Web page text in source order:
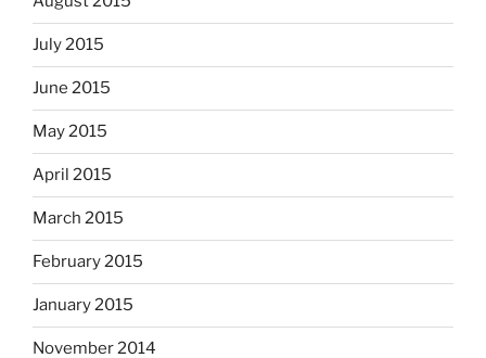
July 2015
June 2015
May 2015
April 2015
March 2015
February 2015
January 2015
November 2014